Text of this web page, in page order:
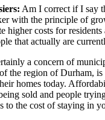
Am I correct if I say
with the principle of
higher costs for residents
that actually are
a concern of
the region of Durham,
homes today.
sold and people
to the cost of staying in